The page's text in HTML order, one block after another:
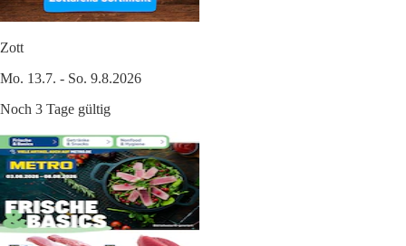
Zott
Mo. 13.7. - So. 9.8.2026
Noch 3 Tage gültig